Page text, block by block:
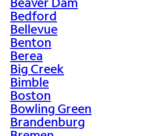
Bedford
Bellevue
Benton
Berea
Big Creek
Bimble
Boston
Bowling Green
Brandenburg